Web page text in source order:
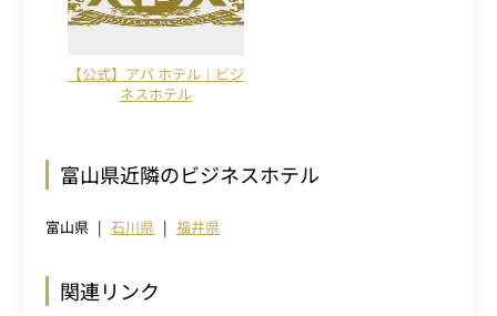
【公式】アパ ホテル｜ビジ
ネスホテル
富山県近隣のビジネスホテル
富山県 石川県 福井県
関連リンク